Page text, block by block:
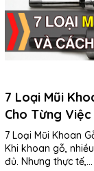
7 Loại Mũi
Cho Từng Việc
7 Loại Mũi Khoan
Khi khoan gỗ,
đủ. Nhưng thực tế,...